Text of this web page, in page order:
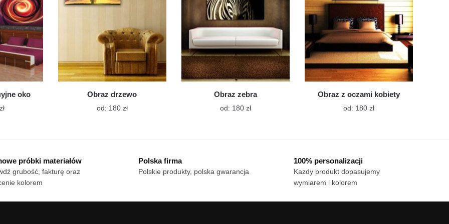
na
stronie
produktu
produktu
na
stronie
produktu
na
stronie
produktu
oko
złTen
Opcje
można
wybrać
Obraz drzewo
od: 180 złTen
Opcje
można
Obraz zebra
od: 180 złTen
Obraz z oczami kobiety
od: 180 złTen
można
próbki materiałów
grubość, fakturę oraz
kolorem
Polska firma
Polskie produkty, polska gwarancja
100% personalizacji
Kazdy produkt dopasujemy
wymiarem i kolorem